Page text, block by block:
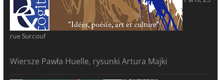
rue Surcouf
Wiersze Pawła Huelle, rysunki Artura Majki